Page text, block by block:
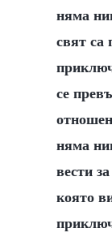
няма
свят са
се
няма
вести
която